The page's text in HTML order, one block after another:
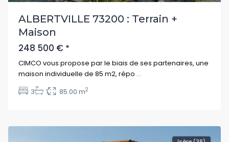
ALBERTVILLE 73200 : Terrain +
Maison
248 500 € *
CIMCO vous propose par le biais de ses partenaires, une
maison individuelle de 85 m2, répo
3 1 85.00 m2